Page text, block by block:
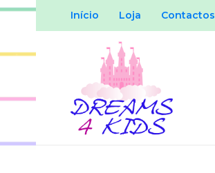
Início Loja Contactos